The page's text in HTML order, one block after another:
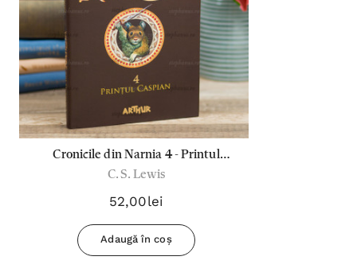
Cronicile din Narnia 4 - Printul
Caspian - C.S.Lewis
C. S. Lewis
52,00lei
Adaugă în coș